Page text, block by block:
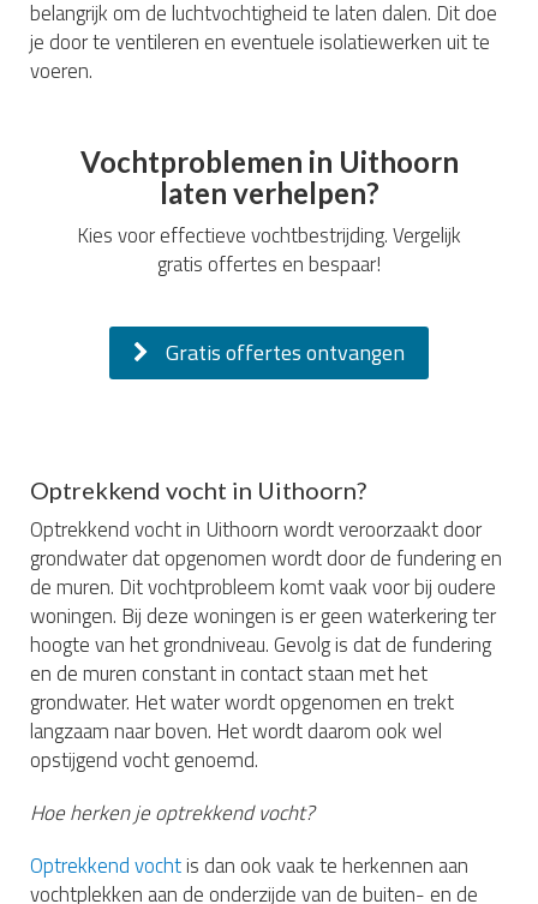
belangrijk om de luchtvochtigheid te laten dalen. Dit doe
je door te ventileren en eventuele isolatiewerken uit te
voeren.
Vochtproblemen in Uithoorn
laten verhelpen?
Kies voor effectieve vochtbestrijding. Vergelijk
gratis offertes en bespaar!
Gratis offertes ontvangen
Optrekkend vocht in Uithoorn?
Optrekkend vocht in Uithoorn wordt veroorzaakt door
grondwater dat opgenomen wordt door de fundering en
de muren. Dit vochtprobleem komt vaak voor bij oudere
woningen. Bij deze woningen is er geen waterkering ter
hoogte van het grondniveau. Gevolg is dat de fundering
en de muren constant in contact staan met het
grondwater. Het water wordt opgenomen en trekt
langzaam naar boven. Het wordt daarom ook wel
opstijgend vocht genoemd.
Hoe herken je optrekkend vocht?
Optrekkend vochtis dan ook vaak te herkennen aan
vochtplekken aan de onderzijde van de buiten- en de